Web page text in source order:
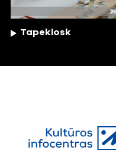
Tapekiosk